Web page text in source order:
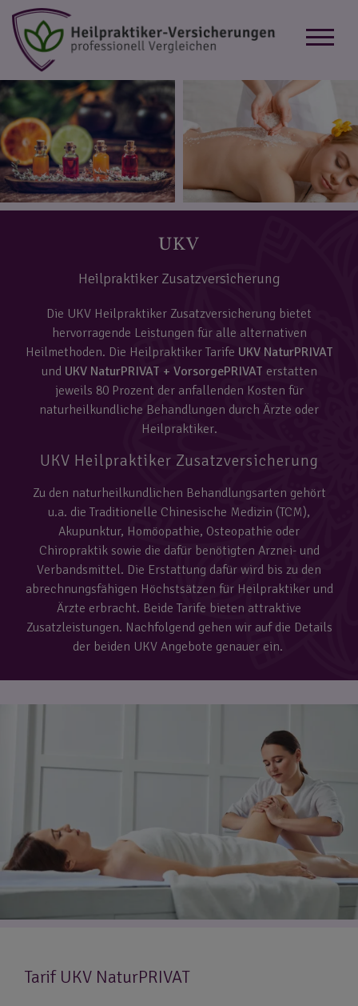
UKV
Heilpraktiker Zusatzversicherung
Die UKV Heilpraktiker Zusatzversicherung bietet
hervorragende Leistungen für alle alternativen
Heilmethoden. Die Heilpraktiker Tarife UKV NaturPRIVAT
und UKV NaturPRIVAT + VorsorgePRIVAT erstatten
jeweils 80 Prozent der anfallenden Kosten für
naturheilkundliche Behandlungen durch Ärzte oder
Heilpraktiker.
UKV Heilpraktiker Zusatzversicherung
Zu den naturheilkundlichen Behandlungsarten gehört
u.a. die Traditionelle Chinesische Medizin (TCM),
Akupunktur, Homöopathie, Osteopathie oder
Chiropraktik sowie die dafür benötigten Arznei- und
Verbandsmittel. Die Erstattung dafür wird bis zu den
abrechnungsfähigen Höchstsätzen für Heilpraktiker und
Ärzte erbracht. Beide Tarife bieten attraktive
Zusatzleistungen. Nachfolgend gehen wir auf die Details
der beiden UKV Angebote genauer ein.
Tarif UKV NaturPRIVAT